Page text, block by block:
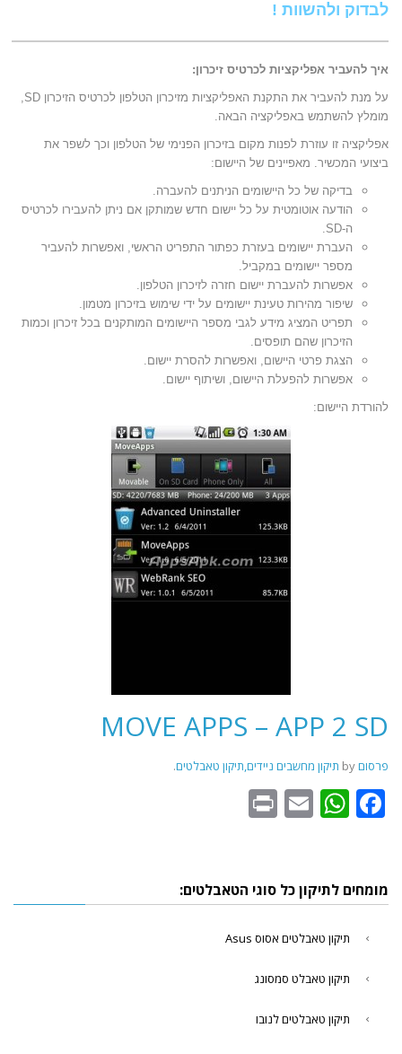
לבדוק ולהשוות !
איך להעביר אפליקציות לכרטיס זיכרון:
על מנת להעביר את התקנת האפליקציות מזיכרון הטלפון לכרטיס הזיכרון SD,
מומלץ להשתמש באפליקציה הבאה.
אפליקציה זו עוזרת לפנות מקום בזיכרון הפנימי של הטלפון וכך לשפר את
ביצועי המכשיר. מאפיינים של היישום:
בדיקה של כל היישומים הניתנים להעברה.
הודעה אוטומטית על כל יישום חדש שמותקן אם ניתן להעבירו לכרטיס
ה-SD.
העברת יישומים בעזרת כפתור התפריט הראשי, ואפשרות להעביר
מספר יישומים במקביל.
אפשרות להעברת יישום חזרה לזיכרון הטלפון.
שיפור מהירות טעינת יישומים על ידי שימוש בזיכרון מטמון.
תפריט המציג מידע לגבי מספר היישומים המותקנים בכל זיכרון וכמות
הזיכרון שהם תופסים.
הצגת פרטי היישום, ואפשרות להסרת יישום.
אפשרות להפעלת היישום, ושיתוף יישום.
להורדת היישום:
MOVE APPS – APP 2 SD
פרסום‎ by ‎ תיקון מחשבים ניידים,תיקון טאבלטים‎.‎
Facebook
WhatsApp
Email
מומחים לתיקון כל סוגי הטאבלטים:
תיקון טאבלטים אסוס Asus
תיקון טאבלט סמסונג
תיקון טאבלטים לנובו